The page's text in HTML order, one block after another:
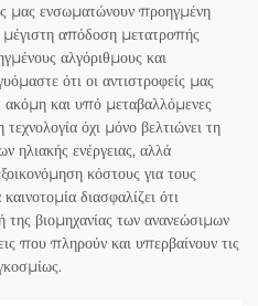
μας ενσωματώνουν προηγμένη
μέγιστη απόδοση μετατροπής
αλγόριθμους και
ότι οι αντιστροφείς μας
ακόμη και υπό μεταβαλλόμενες
όχι μόνο βελτιώνει τη
ηλιακής ενέργειας, αλλά
κόστους για τους
διασφαλίζει ότι
βιομηχανίας των ανανεώσιμων
που πληρούν και υπερβαίνουν τις